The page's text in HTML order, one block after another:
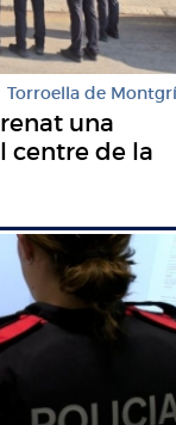
Torroella de Montgrí
una
centre de la